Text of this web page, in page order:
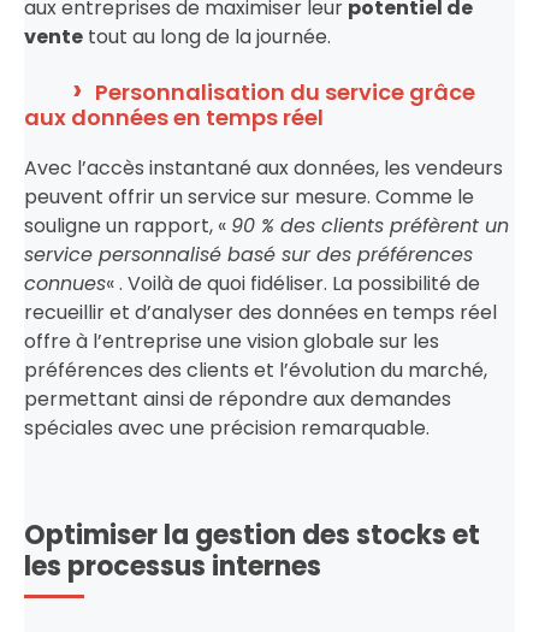
aux entreprises de maximiser leur potentiel de
vente tout au long de la journée.
Personnalisation du service grâce
aux données en temps réel
Avec l’accès instantané aux données, les vendeurs
peuvent offrir un service sur mesure. Comme le
souligne un rapport, « 90 % des clients préfèrent un
service personnalisé basé sur des préférences
connues« . Voilà de quoi fidéliser. La possibilité de
recueillir et d’analyser des données en temps réel
offre à l’entreprise une vision globale sur les
préférences des clients et l’évolution du marché,
permettant ainsi de répondre aux demandes
spéciales avec une précision remarquable.
Optimiser la gestion des stocks et
les processus internes